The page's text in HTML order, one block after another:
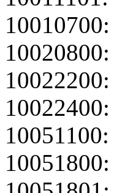
10010700:
10020800:
10022200:
10022400:
10051100:
10051800: